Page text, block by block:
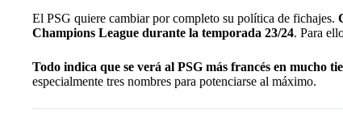
El PSG quiere cambiar por completo su política de fichajes.
Champions League durante la temporada 23/24. Para
Todo indica que se verá al PSG más francés en mucho
especialmente tres nombres para potenciarse al máximo.